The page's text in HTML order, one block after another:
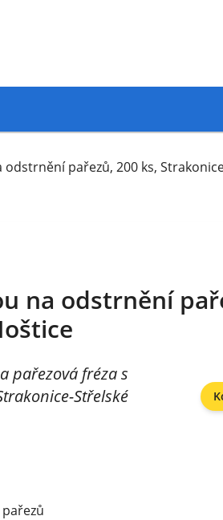
pařezů, 200 ks,
na odstrnění
pařezová fréza s
Střelské